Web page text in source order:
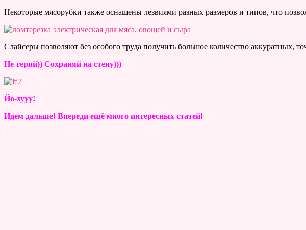
Некоторые мясорубки также оснащены лезвиями разных размеров и типов, что
Слайсеры позволяют без особого труда получить большое количество аккуратных,
Не теряй)) Сохраняй на стену)))
Йо-хууу!
Идем дальше! Впереди ещё много интересных статей!